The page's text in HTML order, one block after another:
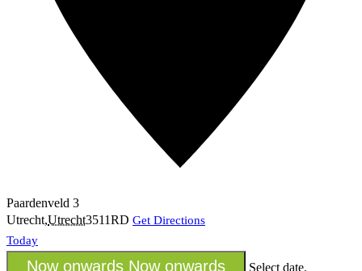
Paardenveld 3
Utrecht,Utrecht3511RD Get Directions
Today
Now onwards Now onwards Select date.